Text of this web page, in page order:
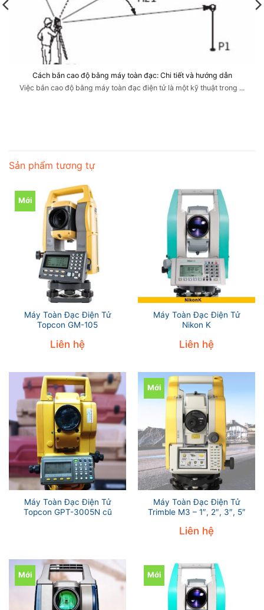
Cách bắn cao độ bằng máy toàn đạc: Chi tiết và hướng dẫn
Việc bắn cao độ bằng máy toàn đạc điện tử là một kỹ thuật trong ...
Sản phẩm tương tự
Mới
Máy Toàn Đạc Điện Tử
Topcon GM-105
Liên hệ
Máy Toàn Đạc Điện Tử
Nikon K
Liên hệ
Máy Toàn Đạc Điện Tử
Topcon GPT-3005N cũ
Mới
Máy Toàn Đạc Điện Tử
Trimble M3 – 1″, 2″, 3″, 5″
Liên hệ
Mới Mới